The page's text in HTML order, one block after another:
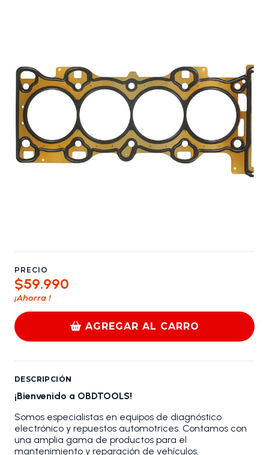
PRECIO
$59.990
¡Ahorra !
AGREGAR AL CARRO
DESCRIPCIÓN
¡Bienvenido a OBDTOOLS!
Somos especialistas en equipos de diagnóstico
electrónico y repuestos automotrices. Contamos con
una amplia gama de productos para el
mantenimiento y reparación de vehículos.